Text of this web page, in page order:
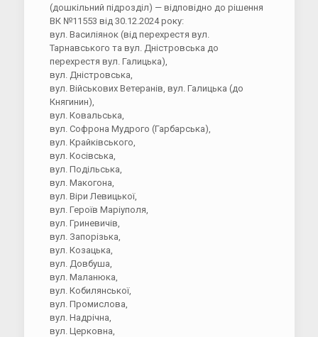
(дошкільний підрозділ) — відповідно до рішення
ВК №11553 від 30.12.2024 року:
вул. Василіянок (від перехрестя вул.
Тарнавського та вул. Дністровська до
перехрестя вул. Галицька),
вул. Дністровська,
вул. Військових Ветеранів, вул. Галицька (до
Княгинин),
вул. Ковальська,
вул. Софрона Мудрого (Гарбарська),
вул. Крайківського,
вул. Косівська,
вул. Подільська,
вул. Макогона,
вул. Віри Левицької,
вул. Героїв Маріуполя,
вул. Гриневичів,
вул. Запорізька,
вул. Козацька,
вул. Довбуша,
вул. Маланюка,
вул. Кобилянської,
вул. Промислова,
вул. Надрічна,
вул. Церковна,